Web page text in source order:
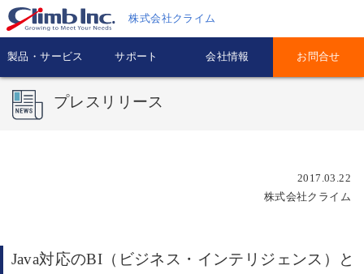
株式会社クライム
製品・サービス サポート 会社情報 お問合せ
プレスリリース
2017.03.22
株式会社クライム
Java対応のBI（ビジネス・インテリジェンス）と